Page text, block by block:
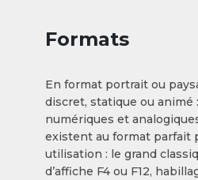
Formats
En format portrait ou
discret, statique ou animé
numériques et analogiques
existent au format parfait
utilisation : le grand
d’affiche F4 ou F12,